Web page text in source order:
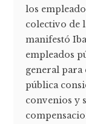
los
colectivo de
manifestó
empleados
general
pública
convenios y